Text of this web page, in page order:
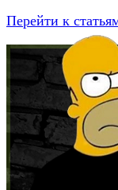
Перейти к